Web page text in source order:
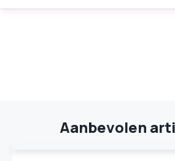
Aanbevolen